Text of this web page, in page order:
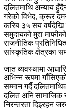
दलितमाथि अन्याय
गरेको विभेद, क्रूर दमन,
करिब ३५ सय वर्षदेखि
समुदायको मुद्दा
राजनीतिक
सांस्कृतिक क्षेत्रका
जात व्यवस्थामा
अभिन्न रूपमा
सम्मान गर्दै
दलित अनि सामाजिक
निरन्तरता दिइरहन